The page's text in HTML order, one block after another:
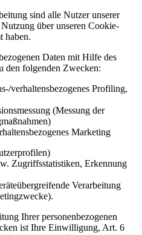
sind alle Nutzer unserer
über unseren Cookie-
haben.
Daten mit Hilfe des
den folgenden Zwecken:
verhaltensbezogenes Profiling,
(Messung der
Marketing
Zugriffsstatistiken, Erkennung
Verarbeitung
Ihrer personenbezogenen
ist Ihre Einwilligung, Art. 6